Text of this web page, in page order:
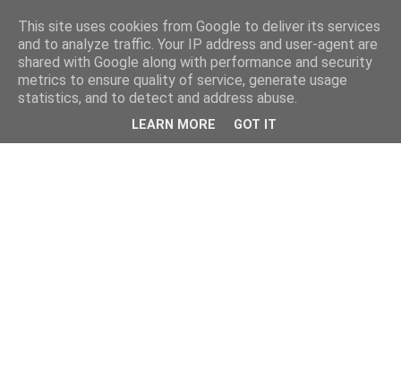
This site uses cookies from Google to deliver its services
and to analyze traffic. Your IP address and user-agent are
shared with Google along with performance and security
metrics to ensure quality of service, generate usage
statistics, and to detect and address abuse.
LEARN MORE GOT IT